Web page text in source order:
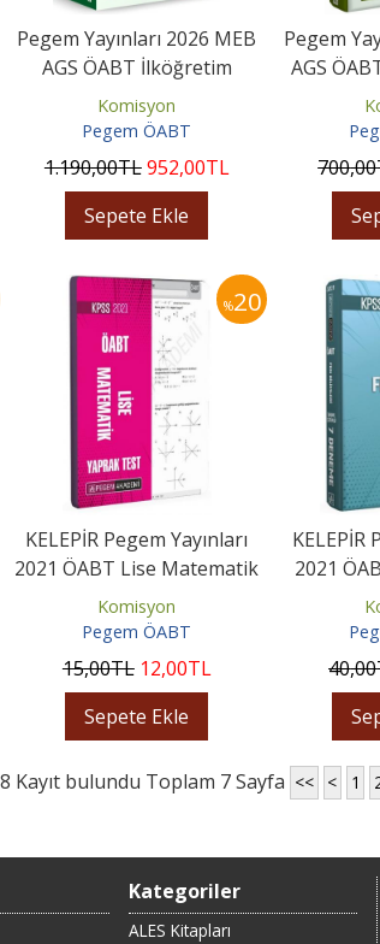
​Pegem Yayınları 2026 MEB
AGS ÖABT İlköğretim
Matematik Konu Anlatımlı...
Komisyon
Pegem ÖABT
1.190,00TL952,00TL
Sepete Ekle
Pegem
AGS
700,00
%20
KELEPİR Pegem Yayınları
2021 ÖABT Lise Matematik
Öğretmenliği Yaprak Test
Komisyon
Pegem ÖABT
15,00TL 12,00TL
Sepete Ekle
KELEPİR
2021
Fen
40,00
Kayıt bulundu Toplam 7 Sayfa << < 1
Kategoriler
ALES Kitapları